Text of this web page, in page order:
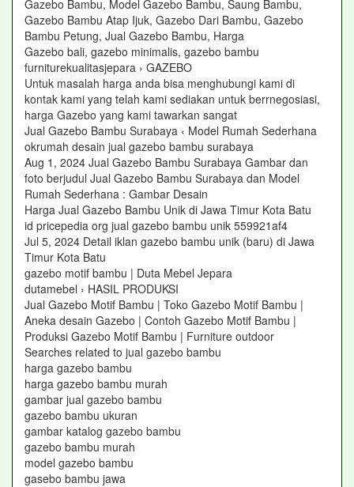
Gazebo Bambu, Model Gazebo Bambu, Saung Bambu,
Gazebo Bambu Atap Ijuk, Gazebo Dari Bambu, Gazebo
Bambu Petung, Jual Gazebo Bambu, Harga
Gazebo bali, gazebo minimalis, gazebo bambu
furniturekualitasjepara › GAZEBO
Untuk masalah harga anda bisa menghubungi kami di
kontak kami yang telah kami sediakan untuk berrnegosiasi,
harga Gazebo yang kami tawarkan sangat
Jual Gazebo Bambu Surabaya ‹ Model Rumah Sederhana
okrumah desain jual gazebo bambu surabaya
Aug 1, 2024 Jual Gazebo Bambu Surabaya Gambar dan
foto berjudul Jual Gazebo Bambu Surabaya dan Model
Rumah Sederhana : Gambar Desain
Harga Jual Gazebo Bambu Unik di Jawa Timur Kota Batu
id pricepedia org jual gazebo bambu unik 559921af4
Jul 5, 2024 Detail iklan gazebo bambu unik (baru) di Jawa
Timur Kota Batu
gazebo motif bambu | Duta Mebel Jepara
dutamebel › HASIL PRODUKSI
Jual Gazebo Motif Bambu | Toko Gazebo Motif Bambu |
Aneka desain Gazebo | Contoh Gazebo Motif Bambu |
Produksi Gazebo Motif Bambu | Furniture outdoor
Searches related to jual gazebo bambu
harga gazebo bambu
harga gazebo bambu murah
gambar jual gazebo bambu
gazebo bambu ukuran
gambar katalog gazebo bambu
gazebo bambu murah
model gazebo bambu
gasebo bambu jawa